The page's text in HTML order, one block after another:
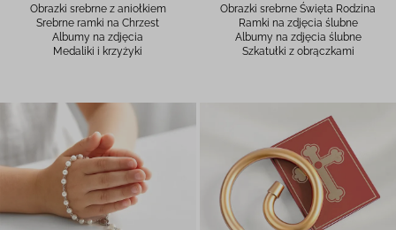
Obrazki srebrne z aniołkiem
Srebrne ramki na Chrzest
Albumy na zdjęcia
Medaliki i krzyżyki
Obrazki srebrne Święta Rodzina
Ramki na zdjęcia ślubne
Albumy na zdjęcia ślubne
Szkatułki z obrączkami